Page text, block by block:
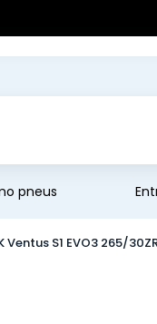
pneus
Ventus S1 EVO3 265/